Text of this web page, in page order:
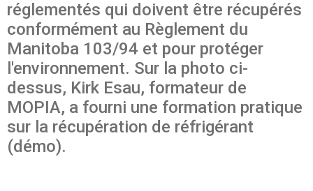
réglementés qui doivent être récupérés
conformément au Règlement du
Manitoba 103/94 et pour protéger
l'environnement. Sur la photo ci-
dessus, Kirk Esau, formateur de
MOPIA, a fourni une formation pratique
sur la récupération de réfrigérant
(démo).